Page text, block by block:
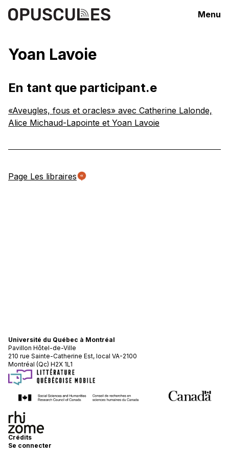
Menu
Yoan Lavoie
En tant que participant.e
«Aveugles, fous et oracles» avec Catherine Lalonde,
Alice Michaud-Lapointe et Yoan Lavoie
Page Les libraires
Université du Québec à Montréal
Pavillon Hôtel-de-Ville
210 rue Sainte-Catherine Est, local VA-2100
Montréal (Qc) H2X 1L1
Crédits
Se connecter